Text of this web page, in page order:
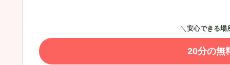
＼ 安心できる場
20分の無